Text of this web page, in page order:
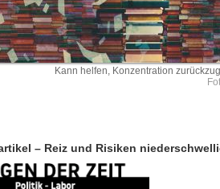
Kann helfen, Konzentration
– Reiz und Risiken